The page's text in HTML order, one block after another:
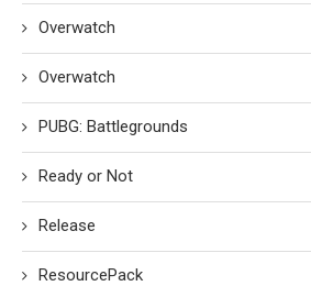
Overwatch
Overwatch
PUBG: Battlegrounds
Ready or Not
Release
ResourcePack